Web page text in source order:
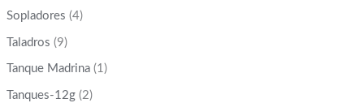
Sopladores (4)
Taladros (9)
Tanque Madrina (1)
Tanques-12g (2)